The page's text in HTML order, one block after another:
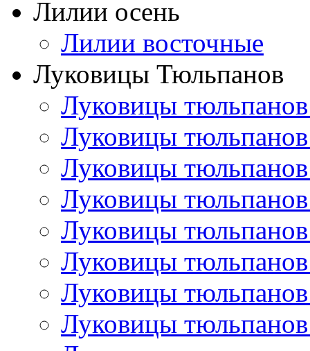
Лилии осень
Лилии восточные
Луковицы Тюльпанов
Луковицы
Луковицы
Луковицы
Луковицы
Луковицы
Луковицы
Луковицы
Луковицы